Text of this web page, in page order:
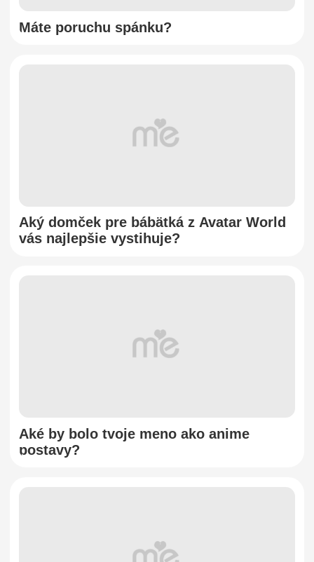
Máte poruchu spánku?
Aký domček pre bábätká z Avatar World
vás najlepšie vystihuje?
Aké by bolo tvoje meno ako anime
postavy?